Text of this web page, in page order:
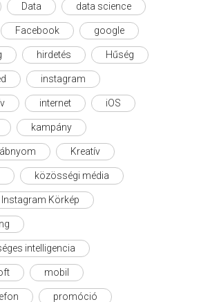
Data data science
Facebook google
hirdetés Hűség
instagram
internet iOS
kampány
Kreatív
közösségi média
Körkép
intelligencia
mobil
promóció